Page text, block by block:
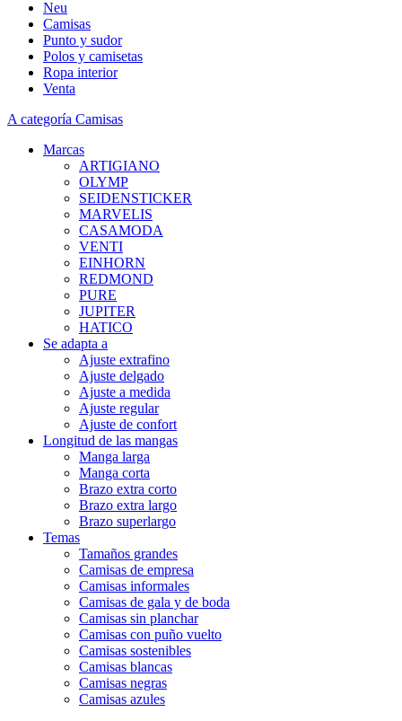
Neu
Camisas
Punto y sudor
Polos y camisetas
Ropa interior
Venta
A categoría Camisas
Marcas
ARTIGIANO
OLYMP
SEIDENSTICKER
MARVELIS
CASAMODA
VENTI
EINHORN
REDMOND
PURE
JUPITER
HATICO
Se adapta a
Ajuste extrafino
Ajuste delgado
Ajuste a medida
Ajuste regular
Ajuste de confort
Longitud de las mangas
Manga larga
Manga corta
Brazo extra corto
Brazo extra largo
Brazo superlargo
Temas
Tamaños grandes
Camisas de empresa
Camisas informales
Camisas de gala y de boda
Camisas sin planchar
Camisas con puño vuelto
Camisas sostenibles
Camisas blancas
Camisas negras
Camisas azules